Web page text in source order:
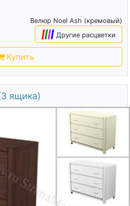
Велюр Noel Ash (кремовый)
|||| Другие расцветки
Купить
ящика)